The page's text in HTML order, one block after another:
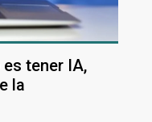
tener IA,
la